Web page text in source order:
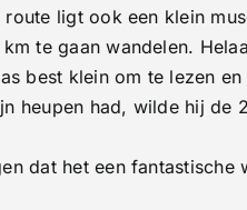
ligt ook een klein
te gaan wandelen.
best klein om te lezen
heupen had, wilde hij
dat het een fantastische